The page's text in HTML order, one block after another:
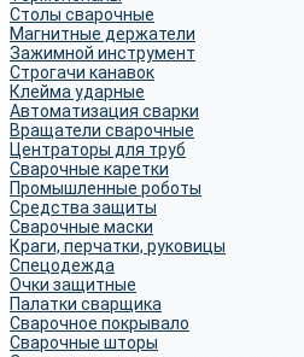
Столы сварочные
Магнитные держатели
Зажимной инструмент
Строгачи канавок
Клейма ударные
Автоматизация сварки
Вращатели сварочные
Центраторы для труб
Сварочные каретки
Промышленные роботы
Средства защиты
Сварочные маски
Краги, перчатки, руковицы
Спецодежда
Очки защитные
Палатки сварщика
Сварочное покрывало
Сварочные шторы